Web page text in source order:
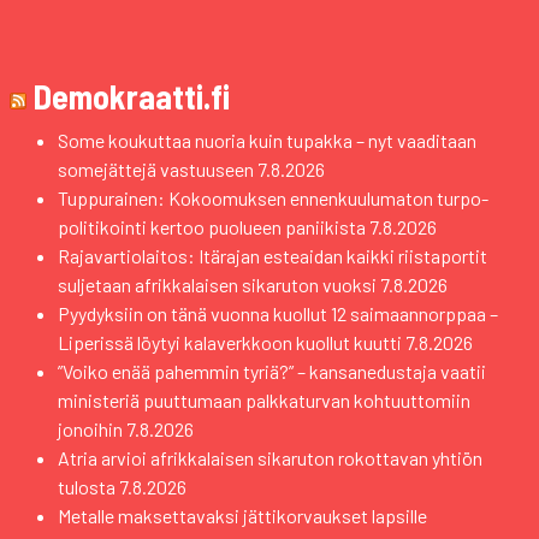
Demokraatti.fi
Some koukuttaa nuoria kuin tupakka – nyt vaaditaan
somejättejä vastuuseen 7.8.2026
Tuppurainen: Kokoomuksen ennenkuulumaton turpo-
politikointi kertoo puolueen paniikista 7.8.2026
Rajavartiolaitos: Itärajan esteaidan kaikki riistaportit
suljetaan afrikkalaisen sikaruton vuoksi 7.8.2026
Pyydyksiin on tänä vuonna kuollut 12 saimaannorppaa –
Liperissä löytyi kalaverkkoon kuollut kuutti 7.8.2026
”Voiko enää pahemmin tyriä?” – kansanedustaja vaatii
ministeriä puuttumaan palkkaturvan kohtuuttomiin
jonoihin 7.8.2026
Atria arvioi afrikkalaisen sikaruton rokottavan yhtiön
tulosta 7.8.2026
Metalle maksettavaksi jättikorvaukset lapsille